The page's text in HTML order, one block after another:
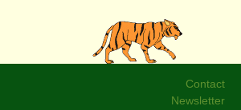
Contact
Newsletter